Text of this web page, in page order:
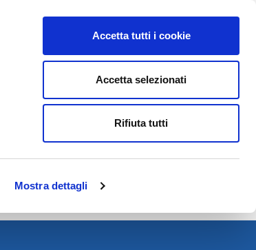
Mostra dettagli
Accetta tutti i cookie
Accetta selezionati
Rifiuta tutti
ACCEDI E CONTATTACI
Electric.